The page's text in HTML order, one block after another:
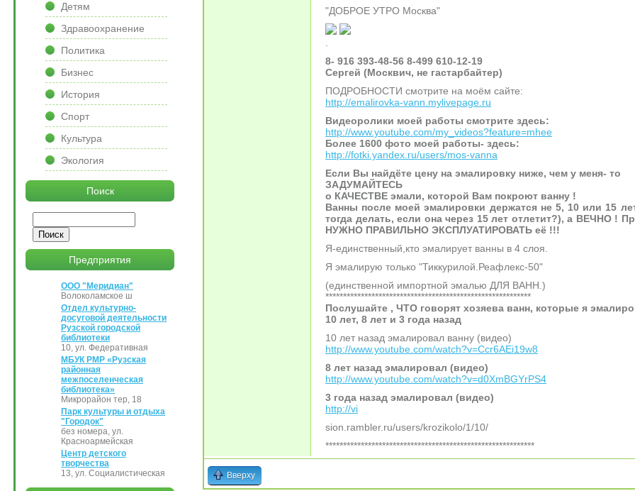
"ДОБРОЕ УТРО Москва"
.
8- 916 393-48-56 8-499 610-12-19
Сергей (Москвич, не гастарбайтер)
ПОДРОБНОСТИ смотрите на моём сайте:
http://emalirovka-vann.mylivepage.ru
Видеоролики моей работы смотрите здесь:
http://www.youtube.com/my_videos?feature=mhee
Более 1600 фото моей работы- здесь:
http://fotki.yandex.ru/users/mos-vanna
Если Вы найдёте цену на эмалировку ниже, чем у меня- то
ЗАДУМАЙТЕСЬ
о КАЧЕСТВЕ эмали, которой Вам покроют ванну !
Ванны после моей эмалировки держатся не 5, 10 или 15
тогда делать, если она через 15 лет отлетит?), а ВЕЧНО !
НУЖНО ПРАВИЛЬНО ЭКСПЛУАТИРОВАТЬ её !!!
Я-единственный,кто эмалирует ванны в 4 слоя.
Я эмалирую только "Тиккурилой.Реафлекс-50"
(единственной импортной эмалью ДЛЯ ВАНН.)
**********************************************************
Послушайте , ЧТО говорят хозяева ванн, которые я
10 лет, 8 лет и 3 года назад
10 лет назад эмалировал ванну (видео)
http://www.youtube.com/watch?v=Ccr6AEi19w8
8 лет назад эмалировал (видео)
http://www.youtube.com/watch?v=d0XmBGYrPS4
3 года назад эмалировал (видео)
http://vi
sion.rambler.ru/users/krozikolo/1/10/
***********************************************************
Вверху
Детям
Здравоохранение
Политика
Бизнес
История
Спорт
Культура
Экология
Поиск
Предприятия
ООО "Меридиан"
Волоколамское ш
Отдел культурно-
досуговой деятельности
Рузской городской
библиотеки
10, ул. Федеративная
МБУК РМР «Рузская
районная
межпоселенческая
библиотека»
Микрорайон тер, 18
Парк культуры и отдыха
"Городок"
без номера, ул.
Красноармейская
Центр детского
творчества
13, ул. Социалистическая